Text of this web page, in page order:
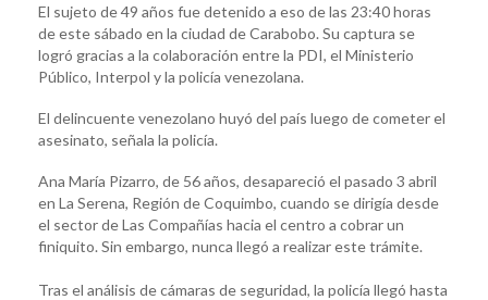
El sujeto de 49 años fue detenido a eso de las 23:40 horas
de este sábado en la ciudad de Carabobo. Su captura se
logró gracias a la colaboración entre la PDI, el Ministerio
Público, Interpol y la policía venezolana.
El delincuente venezolano huyó del país luego de cometer el
asesinato, señala la policía.
Ana María Pizarro, de 56 años, desapareció el pasado 3 abril
en La Serena, Región de Coquimbo, cuando se dirigía desde
el sector de Las Compañías hacia el centro a cobrar un
finiquito. Sin embargo, nunca llegó a realizar este trámite.
Tras el análisis de cámaras de seguridad, la policía llegó hasta